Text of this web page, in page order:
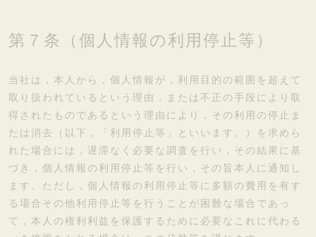
第７条（個人情報の利用停止等）
当社は，本人から，個人情報が，利用目的の範囲を超えて
取り扱われているという理由，または不正の手段により取
得されたものであるという理由により，その利用の停止ま
たは消去（以下，「利用停止等」といいます。）を求めら
れた場合には，遅滞なく必要な調査を行い，その結果に基
づき，個人情報の利用停止等を行い，その旨本人に通知し
ます。ただし，個人情報の利用停止等に多額の費用を有す
る場合その他利用停止等を行うことが困難な場合であっ
て，本人の権利利益を保護するために必要なこれに代わる